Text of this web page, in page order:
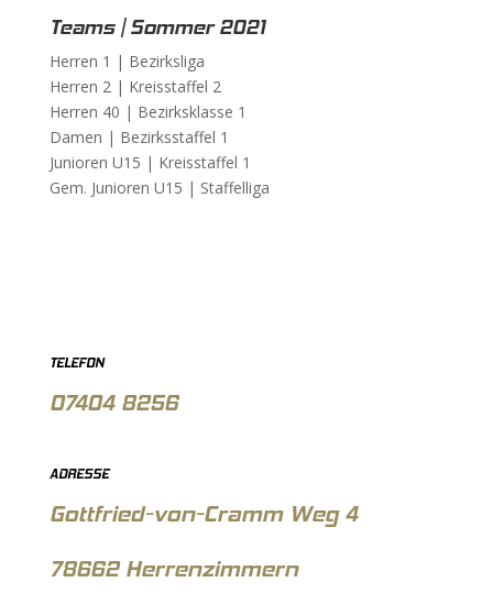
Teams | Sommer 2021
Herren 1 | Bezirksliga
Herren 2 | Kreisstaffel 2
Herren 40 | Bezirksklasse 1
Damen | Bezirksstaffel 1
Junioren U15 | Kreisstaffel 1
Gem. Junioren U15 | Staffelliga
TELEFON
07404 8256
ADRESSE
Gottfried-von-Cramm Weg 4
78662 Herrenzimmern